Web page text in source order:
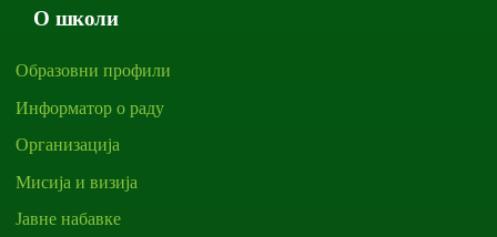
О школи
Образовни профили
Информатор о раду
Организација
Мисија и визија
Јавне набавке